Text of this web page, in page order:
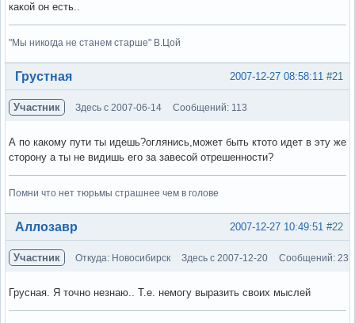
какой он есть..
"Мы никогда не станем старше" В.Цой
Вне форума #21
2007-12-27 08:58:11
Грустная
Участник Здесь с 2007-06-14 Сообщений: 113
А по какому пути ты идешь?оглянись,может быть ктото идет в эту же
сторону а ты не видишь его за завесой отрешенности?
Помни что нет тюрьмы страшнее чем в голове
Вне форума #22
2007-12-27 10:49:51
Аллозавр
Участник Откуда: Новосибирск Здесь с 2007-12-20 Сообщений: 23
Грусная. Я точно незнаю.. Т.е. немогу выразить своих мыслей